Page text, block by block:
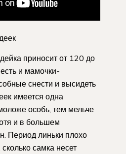
приносит от 120 до
и мамочки-
снести и высидеть
имеется одна
особь, тем мельче
и в большем
Период линьки плохо
самка несет